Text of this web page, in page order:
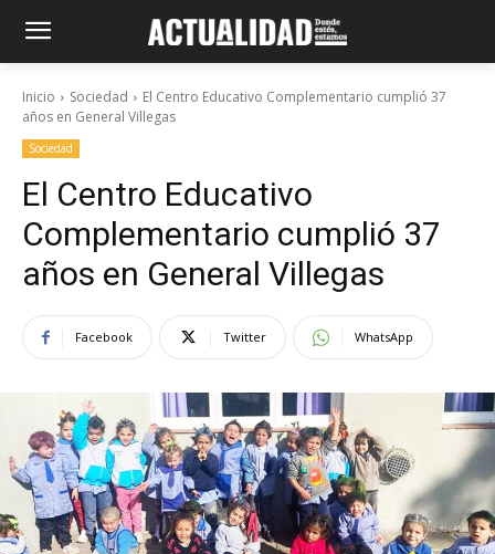
Inicio Sociedad
El Centro Educativo Complementario cumplió 37
años en General Villegas
Sociedad
El Centro Educativo
Complementario cumplió 37
años en General Villegas
Facebook Twitter WhatsApp